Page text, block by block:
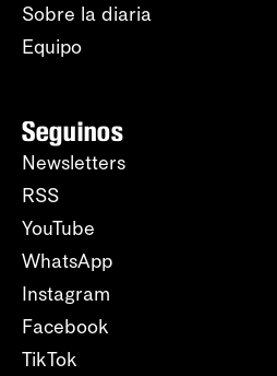
Sobre la diaria
Equipo
Seguinos
Newsletters
RSS
YouTube
WhatsApp
Instagram
Facebook
TikTok